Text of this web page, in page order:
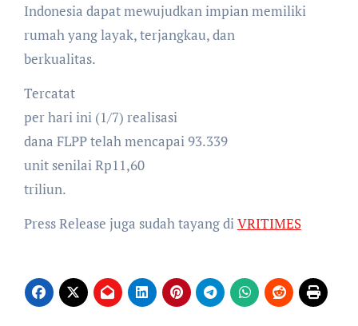
Indonesia dapat mewujudkan impian memiliki
rumah yang layak, terjangkau, dan
berkualitas.
Tercatat
per hari ini (1/7) realisasi
dana FLPP telah mencapai 93.339
unit senilai Rp11,60
triliun.
Press Release juga sudah tayang di VRITIMES